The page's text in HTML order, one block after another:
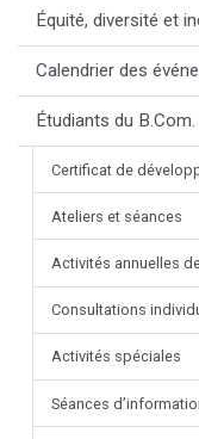
Équité, diversité et
Calendrier des
Étudiants du B.Com.
Certificat de
Ateliers et séances
Activités annuelles
Consultations
Activités spéciales
Séances